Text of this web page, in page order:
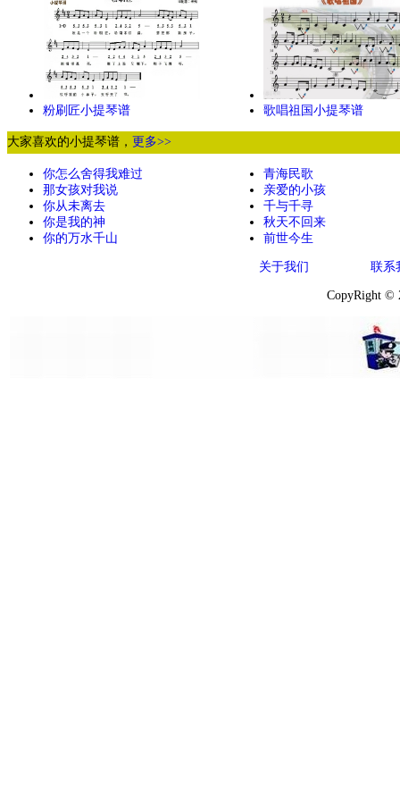
粉刷匠小提琴谱 歌唱祖国小提琴谱
大家喜欢的小提琴谱， 更多>>
你怎么舍得我难过
那女孩对我说
你从未离去
你是我的神
你的万水千山
青海民歌
亲爱的小孩
千与千寻
秋天不回来
前世今生
关于我们 联系
CopyRight ©